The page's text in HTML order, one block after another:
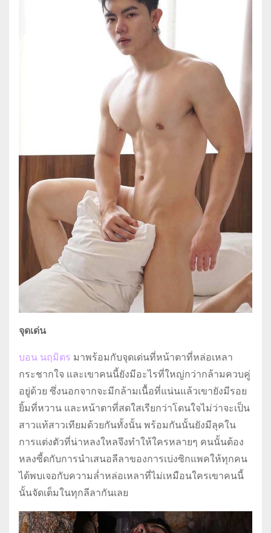
จุดเด่น
บอน นฤมิตร มาพร้อมกับจุดเด่นที่หน้าตาที่หล่อเหลา
กระชากใจ และเขาคนนี้ยังมีอะไรที่ใหญ่กว่ากล้ามควบคู่
อยู่ด้วย ซึ่งนอกจากจะมีกล้ามเนื้อที่แน่นแล้วเขายังมีรอย
ยิ้มที่หวาน และหน้าตาที่สดใสเรียกว่าโดนใจไม่ว่าจะเป็น
สาวแท้สาวเทียมด้วยกันทั้งนั้น พร้อมกันนั้นยังมีลุคใน
การแต่งตัวที่น่าหลงใหลจึงทำให้ใครหลายๆ คนนั้นต้อง
หลงซี้ดกับการนำเสนอลีลาของการเบ่งซิกแพคให้ทุกคน
ได้พบเจอกับความล่ำหล่อเหลาที่ไม่เหมือนใครเขาคนนี้
นั้นจัดเต็มในทุกลีลากันเลย